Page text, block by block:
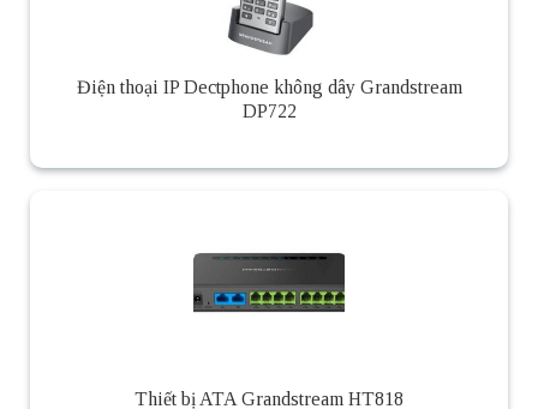
Điện thoại IP Dectphone không dây Grandstream
DP722
Thiết bị ATA Grandstream HT818